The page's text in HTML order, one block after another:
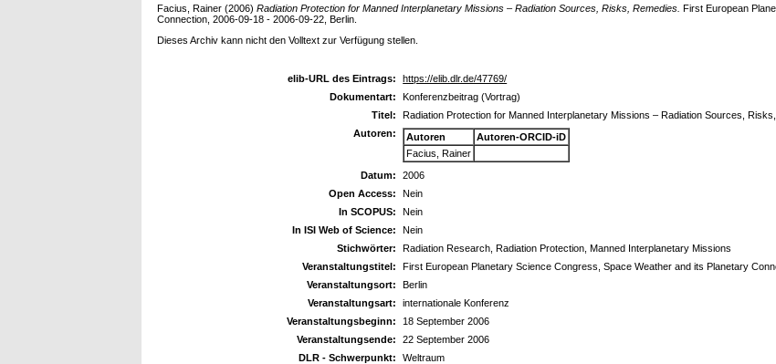
Facius, Rainer (2006) Radiation Protection for Manned Interplanetary Missions – Radiation Sources, Risks, Remedies. First European
Connection, 2006-09-18 - 2006-09-22, Berlin.
Dieses Archiv kann nicht den Volltext zur Verfügung stellen.
elib-URL des Eintrags:
https://elib.dlr.de/47769/
Dokumentart:
Konferenzbeitrag (Vortrag)
Titel:
Radiation Protection for Manned Interplanetary Missions – Radiation Sources,
Autoren:
Autoren
Autoren-ORCID-iD
Facius, Rainer
Datum:
2006
Open Access:
Nein
In SCOPUS:
Nein
In ISI Web of Science:
Nein
Stichwörter:
Radiation Research, Radiation Protection, Manned Interplanetary Missions
Veranstaltungstitel:
First European Planetary Science Congress, Space Weather and its Planetary
Veranstaltungsort:
Berlin
Veranstaltungsart:
internationale Konferenz
Veranstaltungsbeginn:
18 September 2006
Veranstaltungsende:
22 September 2006
DLR - Schwerpunkt:
Weltraum